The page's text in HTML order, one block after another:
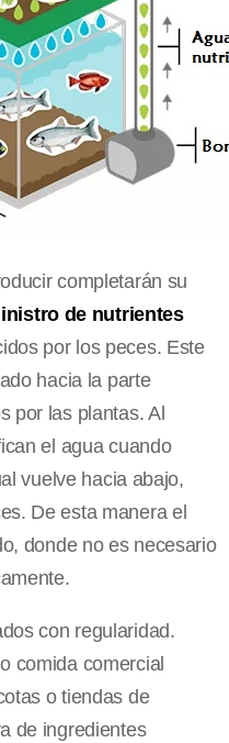
completarán su
de nutrientes
por los peces. Este
hacia la parte
por las plantas. Al
el agua cuando
vuelve hacia abajo,
De esta manera el
donde no es necesario
con regularidad.
comida comercial
o tiendas de
de ingredientes